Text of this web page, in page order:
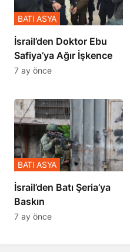
İsrail’den Doktor Ebu
Safiya’ya Ağır İşkence
BATI ASYA
7 ay önce
​​​​​​​İsrail’den Batı Şeria’ya
Baskın
BATI ASYA
7 ay önce